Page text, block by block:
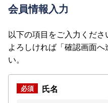
会員情報入力
以下の項目をご入力くださ
よろしければ「確認画面
い。
氏名